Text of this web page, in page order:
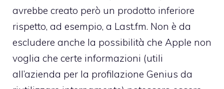
avrebbe creato però un prodotto inferiore
rispetto, ad esempio, a Last.fm. Non è da
escludere anche la possibilità che Apple non
voglia che certe informazioni (utili
all’azienda per la profilazione Genius da